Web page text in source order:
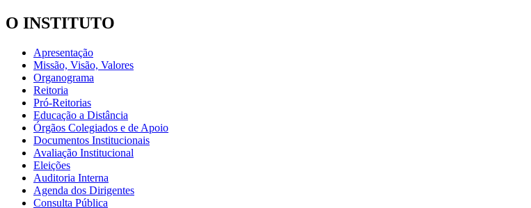
O INSTITUTO
Apresentação
Missão, Visão, Valores
Organograma
Reitoria
Pró-Reitorias
Educação a Distância
Órgãos Colegiados e de Apoio
Documentos Institucionais
Avaliação Institucional
Eleições
Auditoria Interna
Agenda dos Dirigentes
Consulta Pública